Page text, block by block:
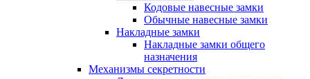
Кодовые навесные замки
Обычные навесные замки
Накладные замки
Накладные замки общего
назначения
Механизмы секретности